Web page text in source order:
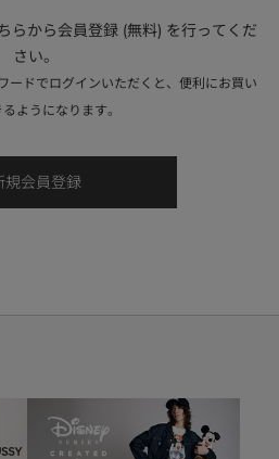
らから会員登録 (無料) を行ってくだ
さい。
ードでログインいただくと、便利にお買い
ようになります。